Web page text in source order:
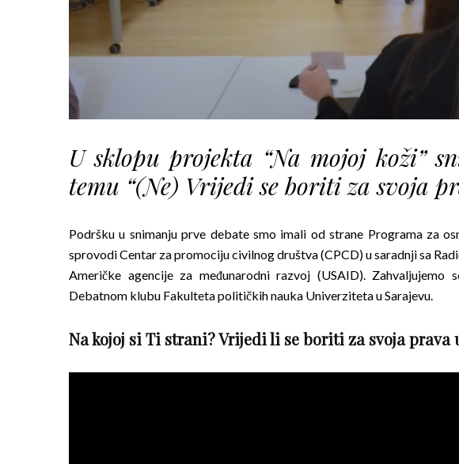
U sklopu projekta “Na mojoj koži”
temu “(Ne) Vrijedi se boriti za svoja
Podršku u snimanju prve debate smo imali od strane Programa za
sprovodi Centar za promociju civilnog društva (CPCD) u saradnji sa
Američke agencije za međunarodni razvoj (USAID). Zahvaljujemo
Debatnom klubu Fakulteta političkih nauka Univerziteta u Sarajevu.
Na kojoj si Ti strani? Vrijedi li se boriti za svoja prava